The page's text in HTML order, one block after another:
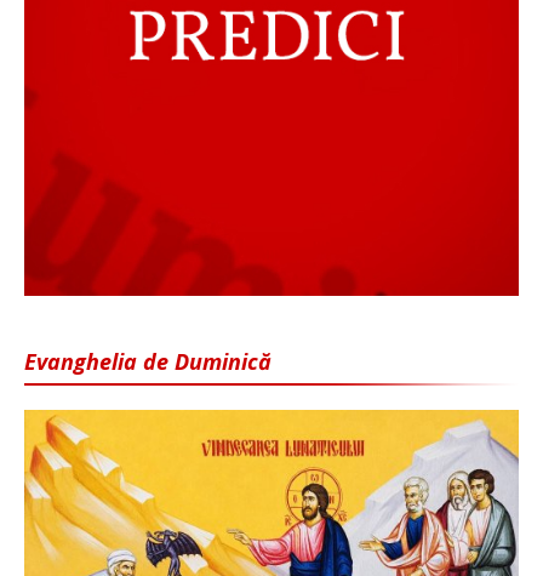
Evanghelia de Duminică